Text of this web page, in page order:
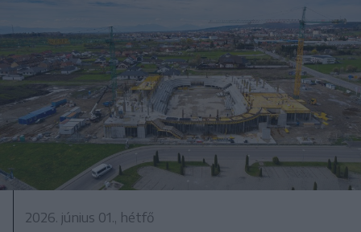
2026. június 01., hétfő